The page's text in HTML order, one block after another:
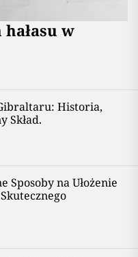
w
Historia,
Skład.
Sposoby na Ułożenie